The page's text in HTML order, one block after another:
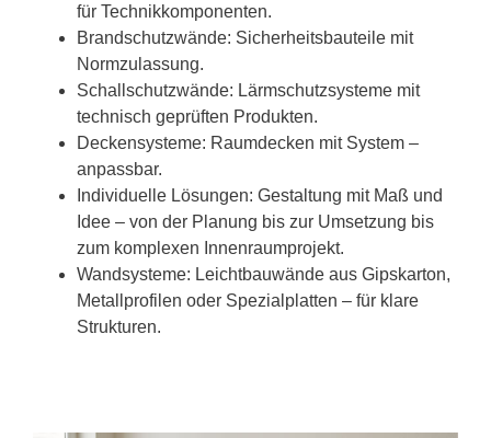
für Technikkomponenten.
Brandschutzwände: Sicherheitsbauteile mit
Normzulassung.
Schallschutzwände: Lärmschutzsysteme mit
technisch geprüften Produkten.
Deckensysteme: Raumdecken mit System –
anpassbar.
Individuelle Lösungen: Gestaltung mit Maß und
Idee – von der Planung bis zur Umsetzung bis
zum komplexen Innenraumprojekt.
Wandsysteme: Leichtbauwände aus Gipskarton,
Metallprofilen oder Spezialplatten – für klare
Strukturen.